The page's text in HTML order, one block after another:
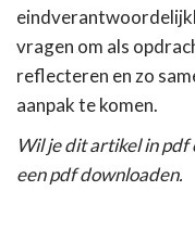
vragen om als
reflecteren en zo
aanpak te komen.
Wil je dit artikel in
een pdf downloaden.